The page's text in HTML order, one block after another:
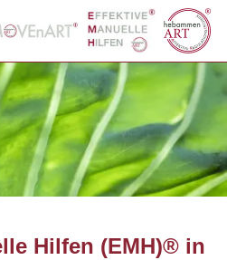
Hilfen (EMH)® in